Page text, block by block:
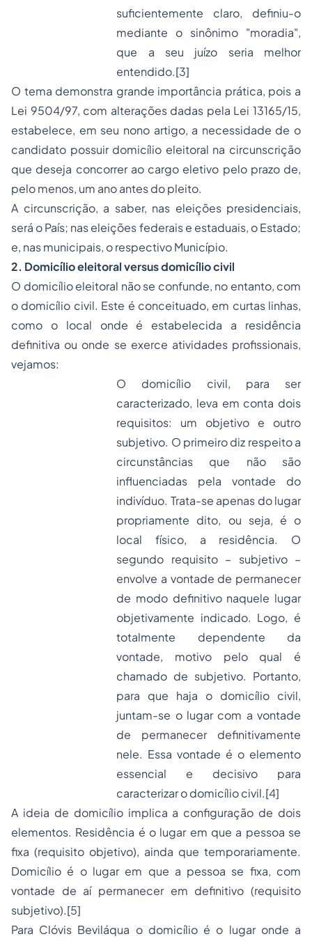
suficientemente claro, definiu-o
mediante o sinônimo "moradia",
que a seu juízo seria melhor
entendido.[3]
O tema demonstra grande importância prática, pois a
Lei 9504/97, com alterações dadas pela Lei 13165/15,
estabelece, em seu nono artigo, a necessidade de o
candidato possuir domicílio eleitoral na circunscrição
que deseja concorrer ao cargo eletivo pelo prazo de,
pelo menos, um ano antes do pleito.
A circunscrição, a saber, nas eleições presidenciais,
será o País; nas eleições federais e estaduais, o Estado;
e, nas municipais, o respectivo Município.
2. Domicílio eleitoralversusdomicílio civil
O domicílio eleitoral não se confunde, no entanto, com
o domicílio civil. Este é conceituado, em curtas linhas,
como o local onde é estabelecida a residência
definitiva ou onde se exerce atividades profissionais,
vejamos:
O domicílio civil, para ser
caracterizado, leva em conta dois
requisitos: um objetivo e outro
subjetivo. O primeiro diz respeito a
circunstâncias que não são
influenciadas pela vontade do
indivíduo. Trata-se apenas do lugar
propriamente dito, ou seja, é o
local físico, a residência. O
segundo requisito – subjetivo –
envolve a vontade de permanecer
de modo definitivo naquele lugar
objetivamente indicado. Logo, é
totalmente dependente da
vontade, motivo pelo qual é
chamado de subjetivo. Portanto,
para que haja o domicílio civil,
juntam-se o lugar com a vontade
de permanecer definitivamente
nele. Essa vontade é o elemento
essencial e decisivo para
caracterizar o domicílio civil.[4]
A ideia de domicílio implica a configuração de dois
elementos. Residência é o lugar em que a pessoa se
fixa (requisito objetivo), ainda que temporariamente.
Domicílio é o lugar em que a pessoa se fixa, com
vontade de aí permanecer em definitivo (requisito
subjetivo).[5]
Para Clóvis Beviláqua o domicílio é o lugar onde a